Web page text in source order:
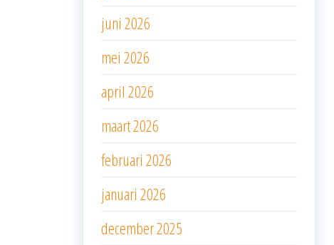
juni 2026
mei 2026
april 2026
maart 2026
februari 2026
januari 2026
december 2025